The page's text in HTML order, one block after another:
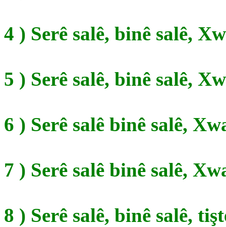
4 ) Serê salê, binê salê,
5 ) Serê salê, binê salê,
6 ) Serê salê binê salê,
7 ) Serê salê binê salê,
8 ) Serê salê, binê salê,